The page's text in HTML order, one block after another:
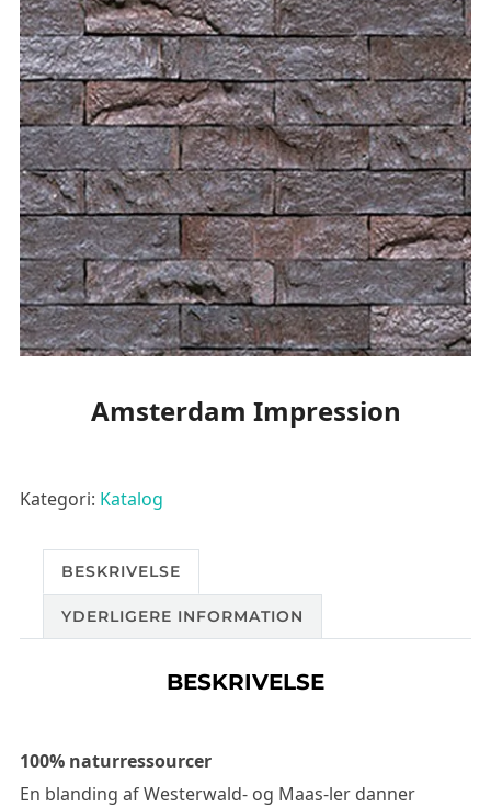
Amsterdam Impression
Kategori: Katalog
BESKRIVELSE
YDERLIGERE INFORMATION
BESKRIVELSE
100% naturressourcer
En blanding af Westerwald- og Maas-ler danner